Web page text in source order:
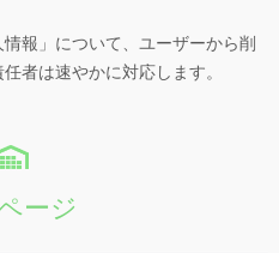
報」について、ユーザーから削
者は速やかに対応します。
ージ